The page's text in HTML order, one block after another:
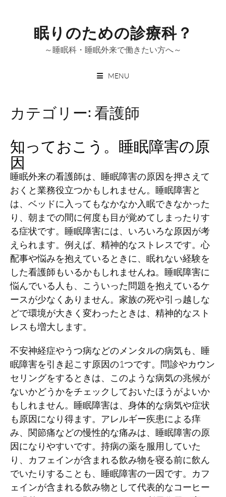
眠りのための診療科？
～睡眠科・睡眠外来で働きたい方へ～
MENU
カテゴリー:看護師
知っておこう。睡眠障害の原
因
睡眠外来の看護師は、睡眠障害の原因を押さえて
おくと業務役立つかもしれません。睡眠障害と
は、ベッドに入ってもなかなか入眠できなかった
り、朝までの間に何度も目が覚めてしまったりす
る症状です。睡眠障害には、いろいろな原因が考
えられます。例えば、精神的なストレスです。心
配事や悩みを抱えているときに、眠れない経験を
した看護師もいるかもしれませんね。睡眠障害に
悩んでいる人も、こういった問題を抱えているケ
ースが少なくありません。家族の死や引っ越しな
どで環境が大きく変わったときは、精神的なスト
レスも増大します。
不安神経症やうつ病などのメンタルの病気も、睡
眠障害を引き起こす原因の1つです。問診やカウン
セリングをするときは、このような病気の兆候が
ないかどうかをチェックしておいたほうがよいか
もしれません。睡眠障害は、身体的な病気や症状
も原因になり得ます。アレルギー疾患による痒
み、関節痛などの慢性的な痛みは、睡眠障害の原
因になりやすいです。持病の薬を服用していた
り、カフェインが含まれる飲み物を寝る前に飲ん
でいたりすることも、睡眠障害の一因です。カフ
ェインが含まれる飲み物として代表的なコーヒー